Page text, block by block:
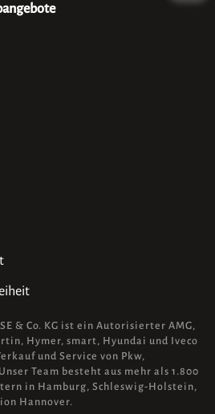
& Co. KG ist ein Autorisierter AMG,
Hymer, smart, Hyundai und Iveco
und Service von Pkw,
Team besteht aus mehr als 1.800
in Hamburg, Schleswig-Holstein,
Hannover.